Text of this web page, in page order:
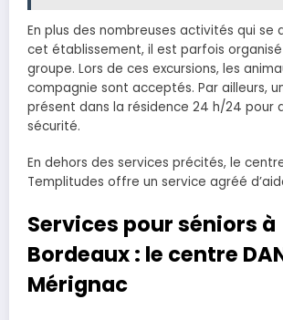
En plus des nombreuses activités qui se
cet établissement, il est parfois
groupe. Lors de ces excursions, les
compagnie sont acceptés. Par ailleurs,
présent dans la résidence 24 h/24 pour
sécurité.
En dehors des services précités, le
Templitudes offre un service agréé
Services pour séniors à
Bordeaux : le centre
Mérignac